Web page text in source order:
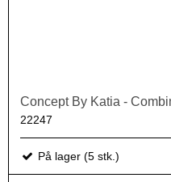
Concept By Katia -
22247
På lager (5 stk.)